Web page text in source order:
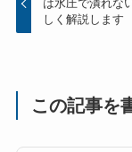
は水圧で潰れな
しく解説します
この記事を